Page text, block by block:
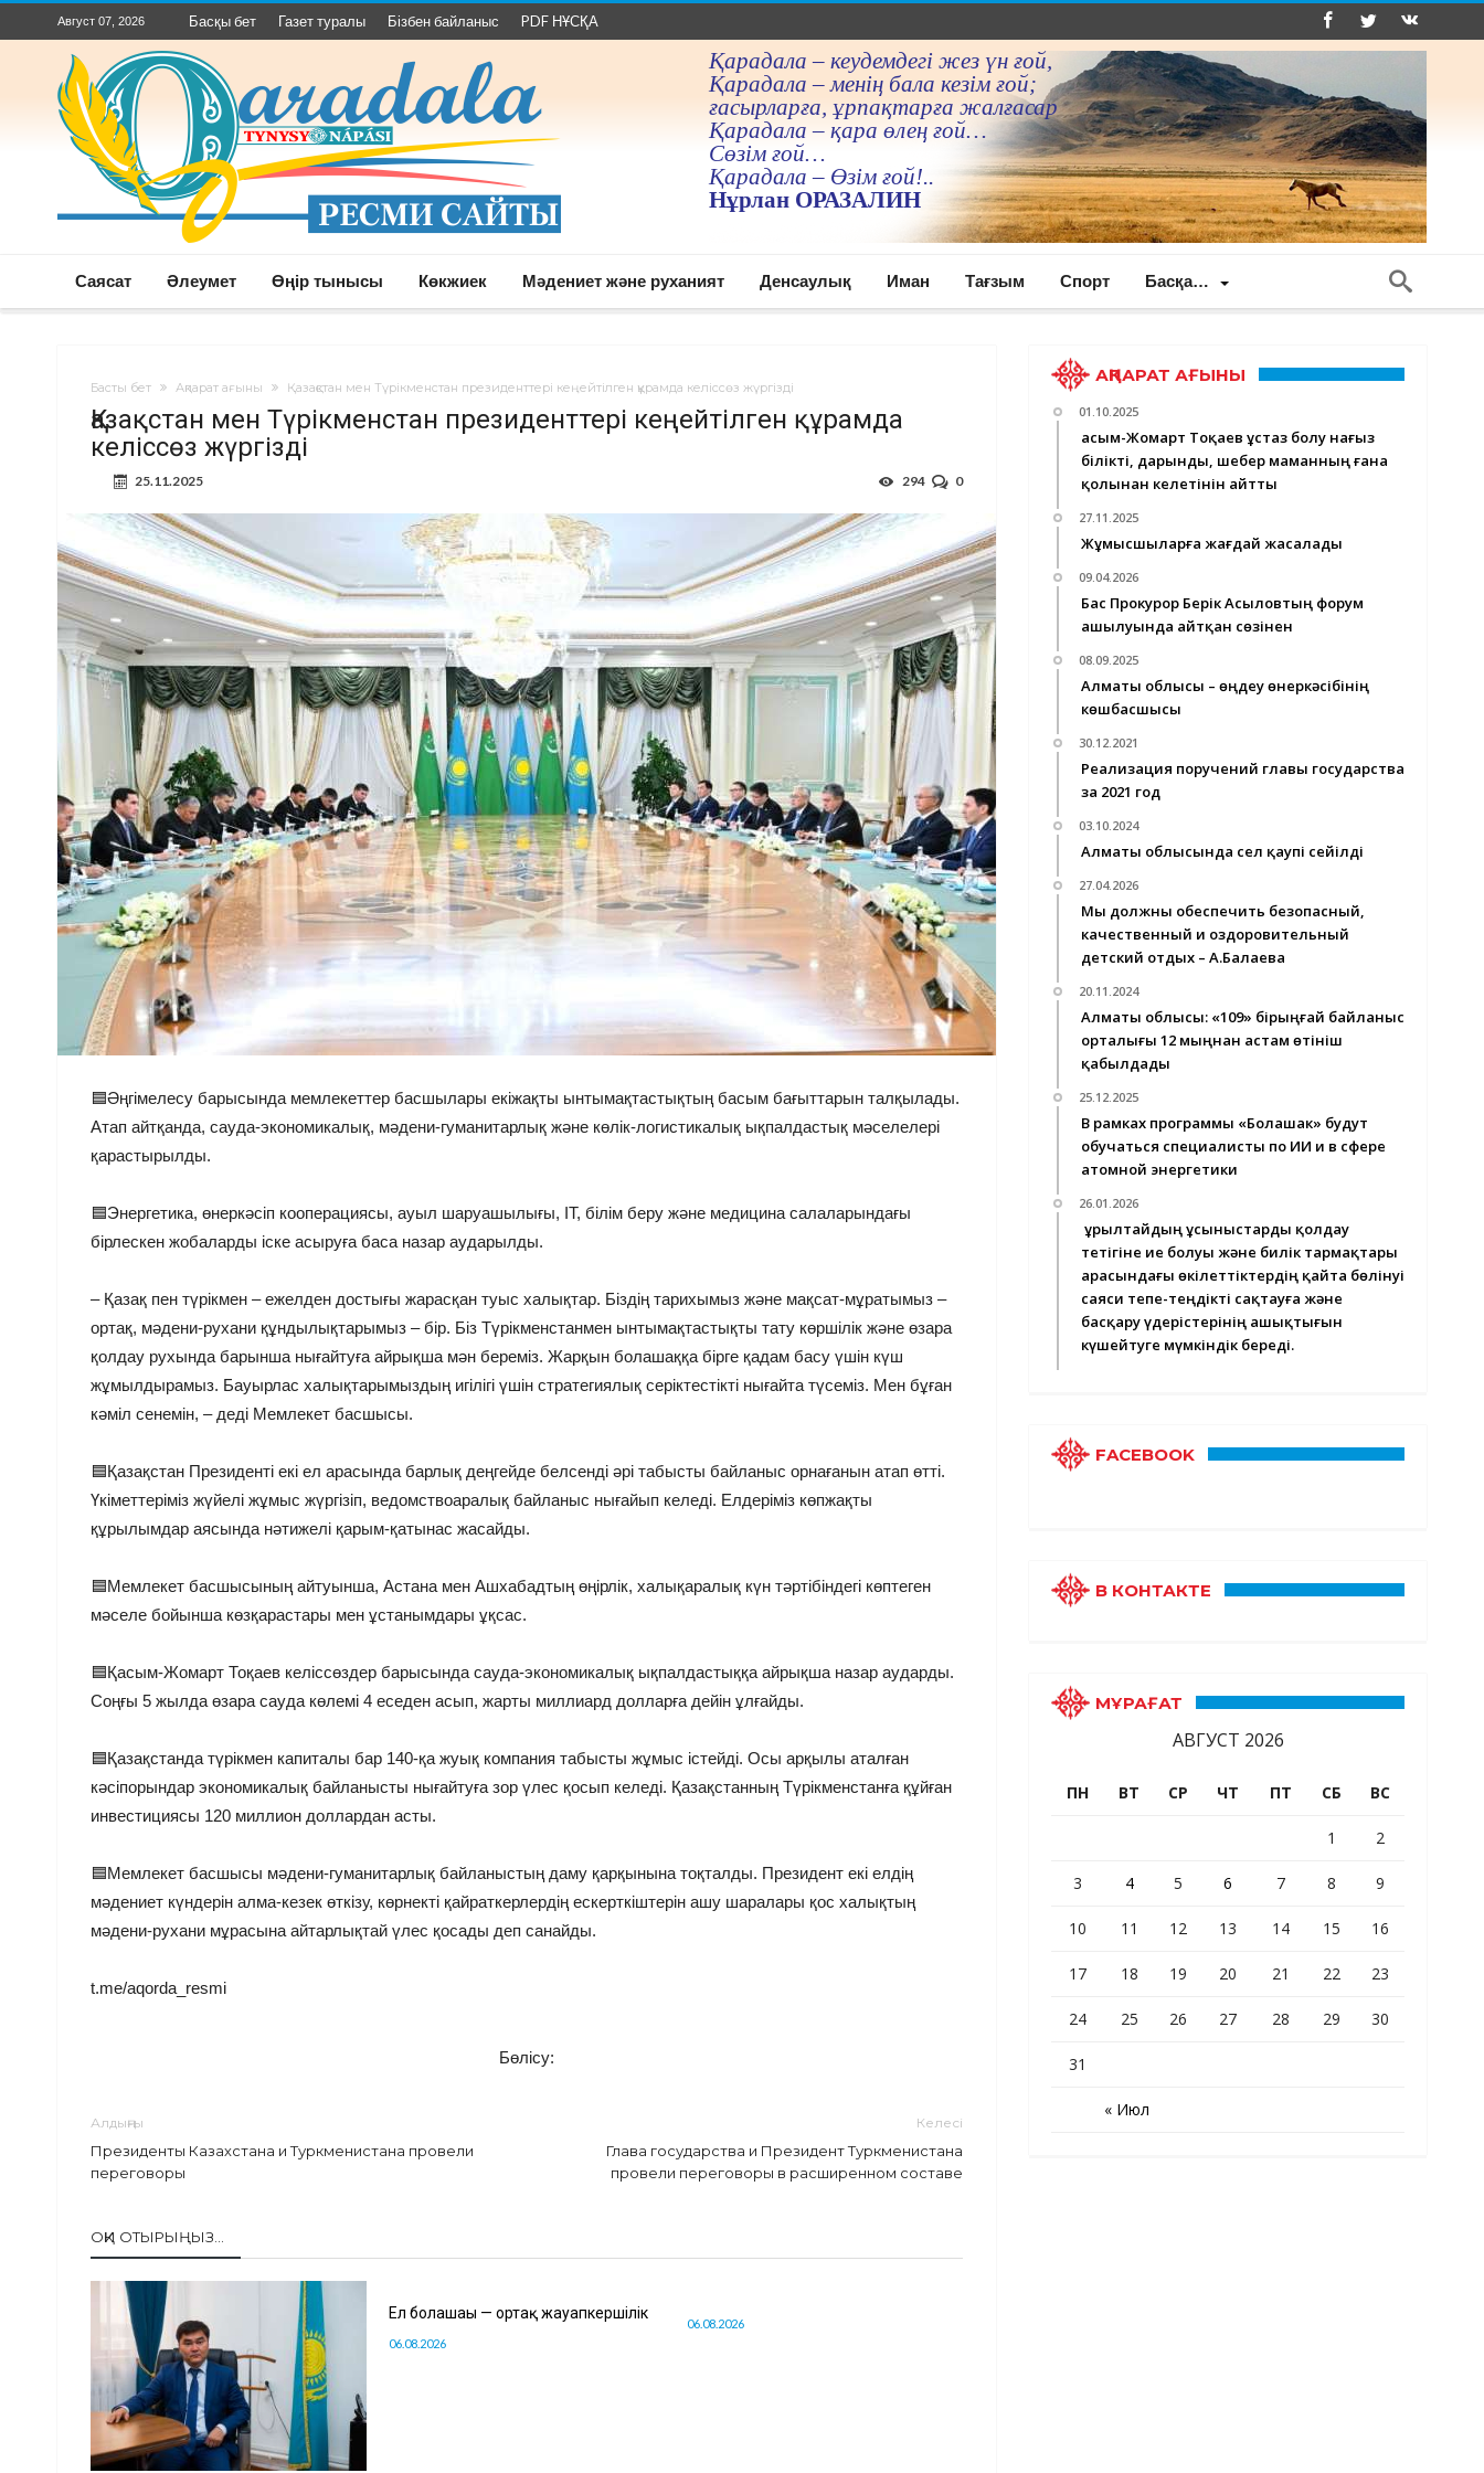
Август 07, 2026 Басқы бет Газет туралы Бізбен байланыс PDF НҰСҚА
Қарадала – кеудемдегi жез үн ғой,
Қарадала – менiң бала кезiм ғой;
ғасырларға, ұрпақтарға жалғасар
Қарадала – қара өлең ғой…
Сөзiм ғой…
Қарадала – Өзiм ғой!..
Нұрлан ОРАЗАЛИН
Саясат Әлеумет Өңір тынысы Көкжиек Мәдениет және руханият Денсаулық Иман Тағзым Спорт Басқа…
Басты бет Ақпарат ағыны Қазақстан мен Түрікменстан президенттері кеңейтілген құрамда келіссөз жүргізді
Қазақстан мен Түрікменстан президенттері кеңейтілген құрамда
келіссөз жүргізді
25.11.2025 0
294
🟦Әңгімелесу барысында мемлекеттер басшылары екіжақты ынтымақтастықтың басым бағыттарын талқылады.
Атап айтқанда, сауда-экономикалық, мәдени-гуманитарлық және көлік-логистикалық ықпалдастық мәселелері
қарастырылды.
🟦Энергетика, өнеркәсіп кооперациясы, ауыл шаруашылығы, IT, білім беру және медицина салаларындағы
бірлескен жобаларды іске асыруға баса назар аударылды.
– Қазақ пен түрікмен – ежелден достығы жарасқан туыс халықтар. Біздің тарихымыз және мақсат-мұратымыз –
ортақ, мәдени-рухани құндылықтарымыз – бір. Біз Түрікменстанмен ынтымақтастықты тату көршілік және өзара
қолдау рухында барынша нығайтуға айрықша мән береміз. Жарқын болашаққа бірге қадам басу үшін күш
жұмылдырамыз. Бауырлас халықтарымыздың игілігі үшін стратегиялық серіктестікті нығайта түсеміз. Мен бұған
кәміл сенемін, – деді Мемлекет басшысы.
🟦Қазақстан Президенті екі ел арасында барлық деңгейде белсенді әрі табысты байланыс орнағанын атап өтті.
Үкіметтеріміз жүйелі жұмыс жүргізіп, ведомствоаралық байланыс нығайып келеді. Елдеріміз көпжақты
құрылымдар аясында нәтижелі қарым-қатынас жасайды.
🟦Мемлекет басшысының айтуынша, Астана мен Ашхабадтың өңірлік, халықаралық күн тәртібіндегі көптеген
мәселе бойынша көзқарастары мен ұстанымдары ұқсас.
🟦Қасым-Жомарт Тоқаев келіссөздер барысында сауда-экономикалық ықпалдастыққа айрықша назар аударды.
Соңғы 5 жылда өзара сауда көлемі 4 еседен асып, жарты миллиард долларға дейін ұлғайды.
🟦Қазақстанда түрікмен капиталы бар 140-қа жуық компания табысты жұмыс істейді. Осы арқылы аталған
кәсіпорындар экономикалық байланысты нығайтуға зор үлес қосып келеді. Қазақстанның Түрікменстанға құйған
инвестициясы 120 миллион доллардан асты.
🟦Мемлекет басшысы мәдени-гуманитарлық байланыстың даму қарқынына тоқталды. Президент екі елдің
мәдениет күндерін алма-кезек өткізу, көрнекті қайраткерлердің ескерткіштерін ашу шаралары қос халықтың
мәдени-рухани мұрасына айтарлықтай үлес қосады деп санайды.
t.me/aqorda_resmi
Бөлісу:
Алдыңғы
Президенты Казахстана и Туркменистана провели
переговоры
Келесі
Глава государства и Президент Туркменистана
провели переговоры в расширенном составе
ОҚИ ОТЫРЫҢЫЗ...
Ел болашағы — ортақ жауапкершілік
06.08.2026
06.08.2026
АҚПАРАТ АҒЫНЫ
01.10.2025
Қасым-Жомарт Тоқаев ұстаз болу нағыз
білікті, дарынды, шебер маманның ғана
қолынан келетінін айтты
27.11.2025
Жұмысшыларға жағдай жасалады
09.04.2026
Бас Прокурор Берік Асыловтың форум
ашылуында айтқан сөзінен
08.09.2025
Алматы облысы – өңдеу өнеркәсібінің
көшбасшысы
30.12.2021
Реализация поручений главы государства
за 2021 год
03.10.2024
Алматы облысында сел қаупі сейілді
27.04.2026
Мы должны обеспечить безопасный,
качественный и оздоровительный
детский отдых – А.Балаева
20.11.2024
Алматы облысы: «109» бірыңғай байланыс
орталығы 12 мыңнан астам өтініш
қабылдады
25.12.2025
В рамках программы «Болашак» будут
обучаться специалисты по ИИ и в сфере
атомной энергетики
26.01.2026
Құрылтайдың ұсыныстарды қолдау
тетігіне ие болуы және билік тармақтары
арасындағы өкілеттіктердің қайта бөлінуі
саяси тепе-теңдікті сақтауға және
басқару үдерістерінің ашықтығын
күшейтуге мүмкіндік береді.
FACEBOOK
В КОНТАКТЕ
МҰРАҒАТ
АВГУСТ 2026
ПН ВТ СР ЧТ ПТ СБ ВС
« Июл
1 2
3 4 5 6 7 8 9
10 11 12 13 14 15 16
17 18 19 20 21 22 23
24 25 26 27 28 29 30
31